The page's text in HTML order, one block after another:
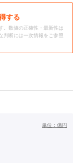
する
。数値の正確性・最新性は
判断には一次情報をご参照
単位： 億円